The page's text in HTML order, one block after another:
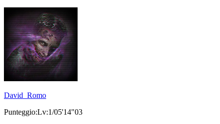
David_Romo
Punteggio:Lv:1/05'14"03